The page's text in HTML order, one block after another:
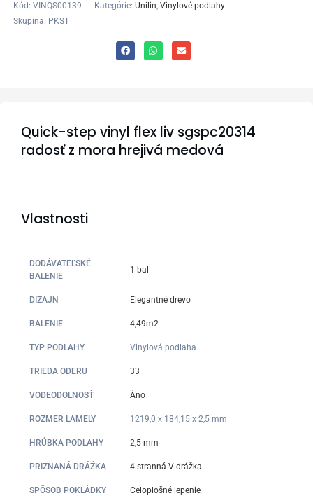
Kód: VINQS00139 Kategórie: Unilin, Vinylové podlahy
Skupina: PKST
Quick-step vinyl flex liv sgspc20314
radosť z mora hrejivá medová
Vlastnosti
DODÁVATEĽSKÉ
BALENIE
1 bal
DIZAJN Elegantné drevo
BALENIE 4,49m2
TYP PODLAHY Vinylová podlaha
TRIEDA ODERU 33
VODEODOLNOSŤ Áno
ROZMER LAMELY 1219,0 x 184,15 x 2,5 mm
HRÚBKA PODLAHY 2,5 mm
PRIZNANÁ DRÁŽKA 4-stranná V-drážka
SPÔSOB POKLÁDKY Celoplošné lepenie